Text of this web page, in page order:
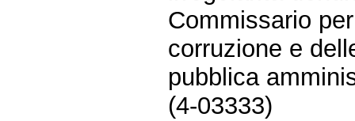
Commissario
corruzione e
pubblica
(4-03333)